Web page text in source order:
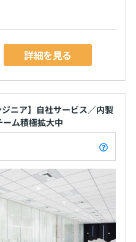
詳細を見る
ニア】自社サービス／内製
ム積極拡大中